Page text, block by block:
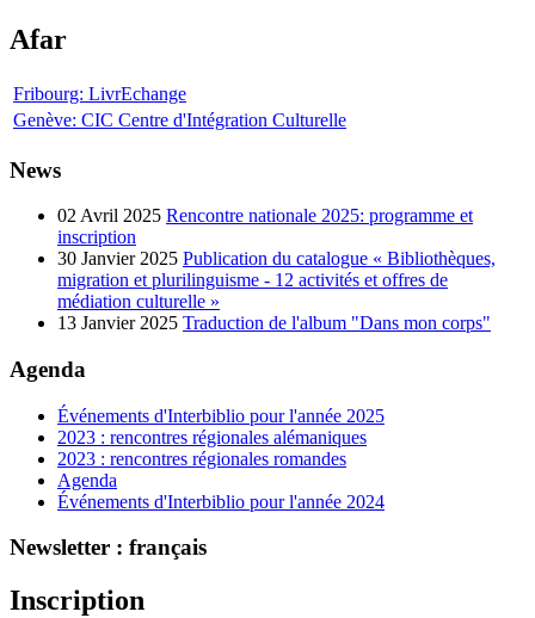
Afar
Fribourg: LivrEchange
Genève: CIC Centre d'Intégration Culturelle
News
02 Avril 2025 Rencontre nationale 2025: programme et
inscription
30 Janvier 2025 Publication du catalogue « Bibliothèques,
migration et plurilinguisme - 12 activités et offres de
médiation culturelle »
13 Janvier 2025 Traduction de l'album "Dans mon corps"
Agenda
Événements d'Interbiblio pour l'année 2025
2023 : rencontres régionales alémaniques
2023 : rencontres régionales romandes
Agenda
Événements d'Interbiblio pour l'année 2024
Newsletter : français
Inscription